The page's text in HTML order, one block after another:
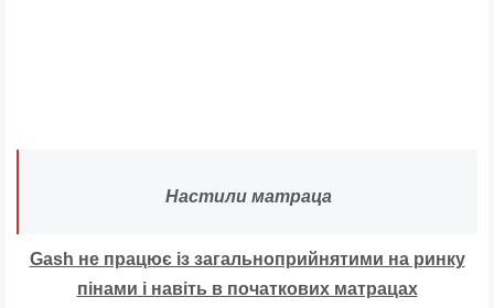
Настили матраца
Gash не працює із загальноприйнятими на ринку
пінами і навіть в початкових матрацах